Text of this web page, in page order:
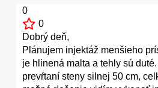
0
0
Dobrý deň,
Plánujem injektáž menšieho
je hlinená malta a tehly sú
prevŕtaní steny silnej 50 cm,